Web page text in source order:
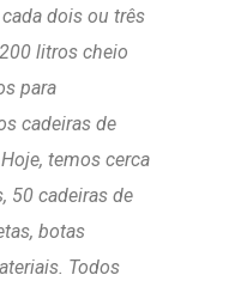
dois ou três
litros cheio
para
cadeiras de
temos cerca
50 cadeiras de
botas
Todos